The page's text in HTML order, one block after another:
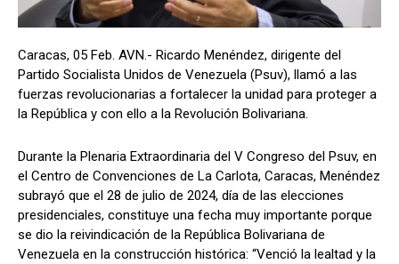
Caracas, 05 Feb. AVN.- Ricardo Menéndez, dirigente del
Partido Socialista Unidos de Venezuela (Psuv), llamó a las
fuerzas revolucionarias a fortalecer la unidad para proteger a
la República y con ello a la Revolución Bolivariana.
Durante la Plenaria Extraordinaria del V Congreso del Psuv, en
el Centro de Convenciones de La Carlota, Caracas, Menéndez
subrayó que el 28 de julio de 2024, día de las elecciones
presidenciales, constituye una fecha muy importante porque
se dio la reivindicación de la República Bolivariana de
Venezuela en la construcción histórica: “Venció la lealtad y la